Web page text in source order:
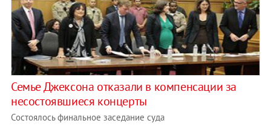
Семье Джексона отказали в компенсации за
несостоявшиеся концерты
Состоялось финальное заседание суда